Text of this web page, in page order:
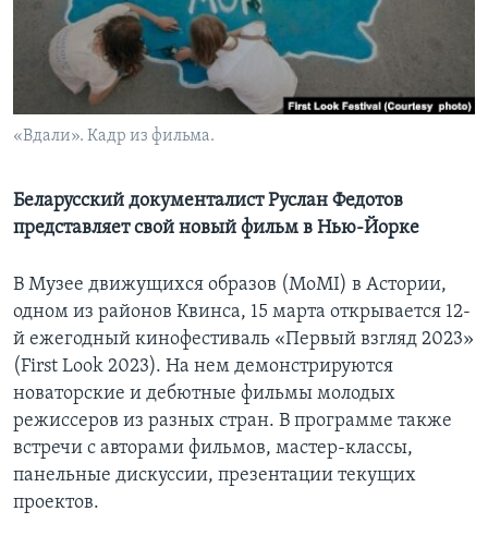
Learning English
СОЦИАЛЬНЫЕ СЕТИ
Языки
«Вдали». Кадр из фильма.
Беларусский документалист Руслан Федотов
представляет свой новый фильм в Нью-Йорке
В Музее движущихся образов (MoMI) в Астории,
одном из районов Квинса, 15 марта открывается 12-
й ежегодный кинофестиваль «Первый взгляд 2023»
(First Look 2023). На нем демонстрируются
новаторские и дебютные фильмы молодых
режиссеров из разных стран. В программе также
встречи с авторами фильмов, мастер-классы,
панельные дискуссии, презентации текущих
проектов.